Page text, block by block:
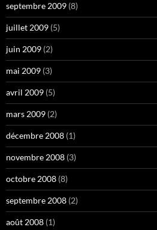
septembre 2009 (8)
juillet 2009 (5)
juin 2009 (2)
mai 2009 (3)
avril 2009 (5)
mars 2009 (2)
décembre 2008 (1)
novembre 2008 (3)
octobre 2008 (8)
septembre 2008 (2)
août 2008 (1)